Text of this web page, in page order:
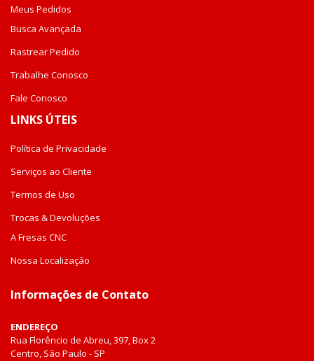
Meus Pedidos
Busca Avançada
Rastrear Pedido
Trabalhe Conosco
Fale Conosco
LINKS ÚTEIS
Política de Privacidade
Serviços ao Cliente
Termos de Uso
Trocas & Devoluções
A Fresas CNC
Nossa Localização
Informações de Contato
ENDEREÇO
Rua Florêncio de Abreu, 397, Box 2
Centro, São Paulo - SP